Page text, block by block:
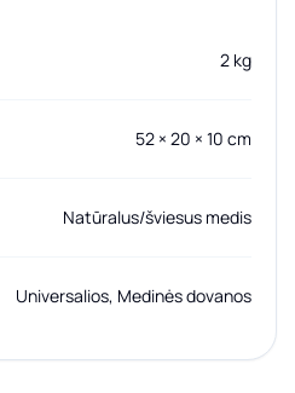
2 kg
52 × 20 × 10 cm
Natūralus/šviesus medis
Universalios, Medinės dovanos